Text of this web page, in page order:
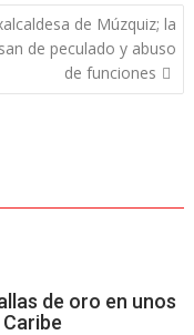
de Múzquiz; la
de peculado y abuso
de funciones
de oro en unos